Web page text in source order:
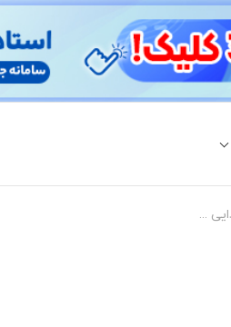
دانلود نمونه سوال امتحانی فارسی چهارم ابتدایی به همراه فایل PDF